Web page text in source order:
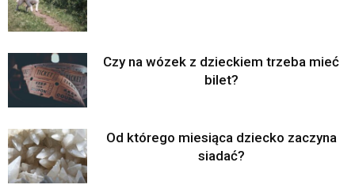
Czy na wózek z dzieckiem trzeba mieć
bilet?
Od którego miesiąca dziecko zaczyna
siadać?